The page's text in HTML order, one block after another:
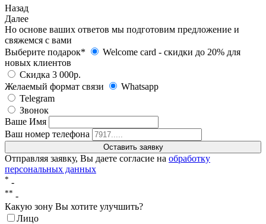
Назад
Далее
Но основе ваших ответов мы подготовим предложение и
свяжемся с вами
Выберите подарок*
Welcome card - cкидки до 20% для
новых клиентов
Скидка 3 000р.
Желаемый формат связи
Whatsapp
Telegram
Звонок
Ваше Имя
Ваш номер телефона
Отправляя заявку, Вы даете согласие на обработку
персональных данных
* -
** -
Какую зону Вы хотите улучшить?
Лицо